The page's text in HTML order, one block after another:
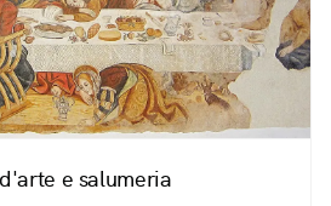
e salumeria